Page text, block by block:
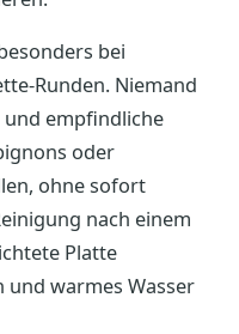
bei
Runden. Niemand
empfindliche
oder
ohne sofort
nach einem
Platte
und warmes Wasser